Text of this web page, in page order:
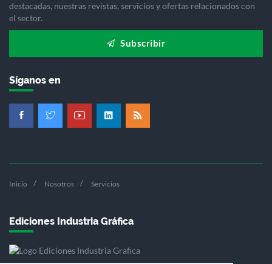
destacadas, nuestras revistas, servicios y ofertas relacionados con
el sector.
Subscribir
Síganos en
Inicio Nosotros Servicios
Ediciones Industria Gráfica